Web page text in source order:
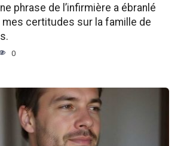
phrase de l’infirmière a ébranlé
certitudes sur la famille de
0